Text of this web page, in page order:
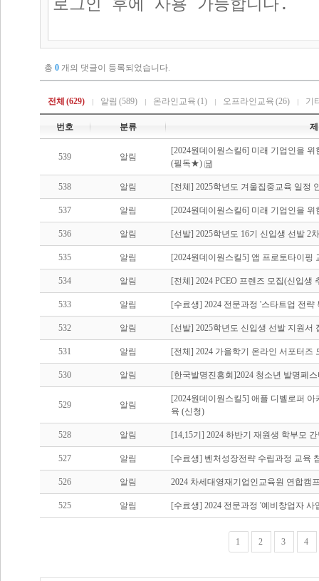
총 0 개의 댓글이 등록되었습니다.
전체 (629) 알림 (589) 온라인교육 (1) 오프라인교육 (26) 기
번호 분류
539 알림
[2024원데이원스킬6] 미래 기업인을
(필독★)
538 알림 [전체] 2025학년도 겨울집중교육 일정
537 알림 [2024원데이원스킬6] 미래 기업인을
536 알림 [선발] 2025학년도 16기 신입생 선발 2
535 알림 [2024원데이원스킬5] 앱 프로토타이
534 알림 [전체] 2024 PCEO 프렌즈 모집(신입생
533 알림 [수료생] 2024 전문과정 '스타트업 전
532 알림 [선발] 2025학년도 신입생 선발 지원서
531 알림 [전체] 2024 가을학기 온라인 서포터즈
530 알림 [한국발명진흥회]2024 청소년 발명페
529 알림
[2024원데이원스킬5] 애플 디벨로퍼
육 (신청)
528 알림 [14,15기] 2024 하반기 재원생 학부모
527 알림 [수료생] 벤처성장전략 수립과정 교육
526 알림 2024 차세대영재기업인교육원 연합캠
525 알림 [수료생] 2024 전문과정 '예비창업자
1 2 3 4